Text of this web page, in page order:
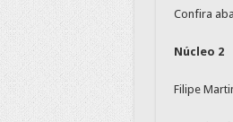
Confira
Núcleo 2
Filipe